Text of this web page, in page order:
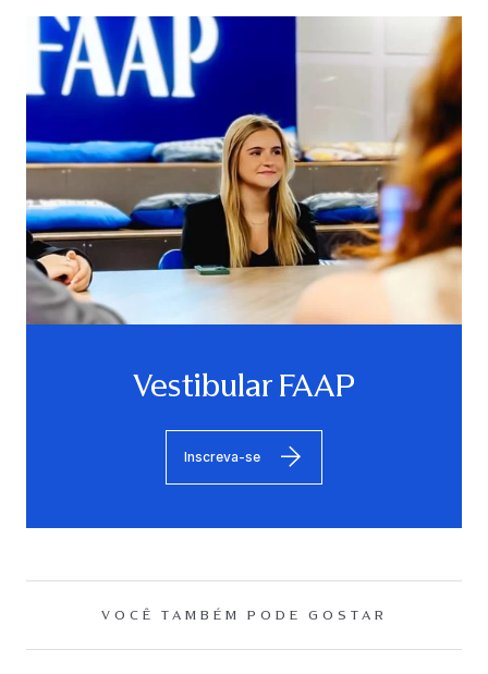
Vestibular FAAP
Inscreva-se
VOCÊ TAMBÉM PODE GOSTAR